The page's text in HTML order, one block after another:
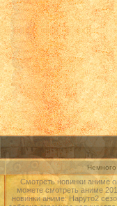
Смотреть новинки аниме
можете смотреть аниме
новинки аниме: Наруто2